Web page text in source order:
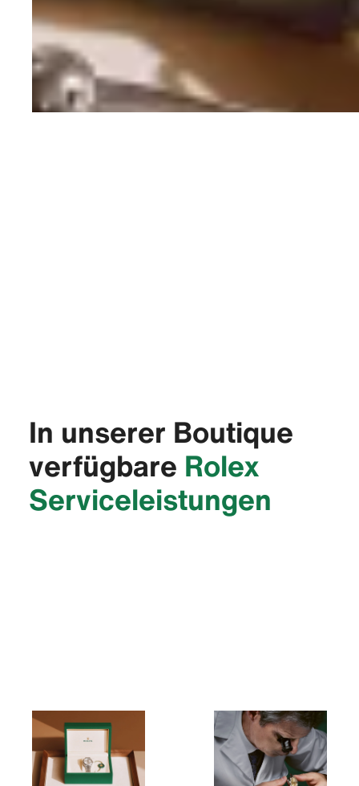
In unserer Boutique
verfügbare Rolex
Service­leistungen